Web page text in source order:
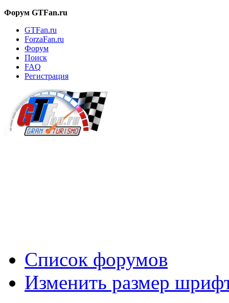
Форум GTFan.ru
GTFan.ru
ForzaFan.ru
Форум
Поиск
FAQ
Регистрация
Список форумов
Изменить размер